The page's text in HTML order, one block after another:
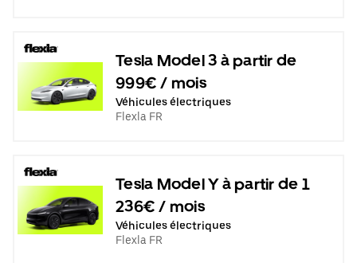
Tesla Model 3 à partir de
999€ / mois
Véhicules électriques
Flexla FR
Tesla Model Y à partir de 1
236€ / mois
Véhicules électriques
Flexla FR